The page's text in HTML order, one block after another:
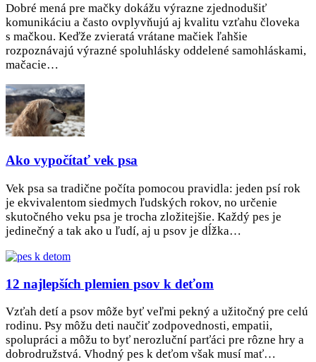
Dobré mená pre mačky dokážu výrazne zjednodušiť
komunikáciu a často ovplyvňujú aj kvalitu vzťahu človeka
s mačkou. Keďže zvieratá vrátane mačiek ľahšie
rozpoznávajú výrazné spoluhlásky oddelené samohláskami,
mačacie…
Ako vypočítať vek psa
Vek psa sa tradične počíta pomocou pravidla: jeden psí rok
je ekvivalentom siedmych ľudských rokov, no určenie
skutočného veku psa je trocha zložitejšie. Každý pes je
jedinečný a tak ako u ľudí, aj u psov je dĺžka…
12 najlepších plemien psov k deťom
Vzťah detí a psov môže byť veľmi pekný a užitočný pre celú
rodinu. Psy môžu deti naučiť zodpovednosti, empatii,
spolupráci a môžu to byť nerozluční parťáci pre rôzne hry a
dobrodružstvá. Vhodný pes k deťom však musí mať…